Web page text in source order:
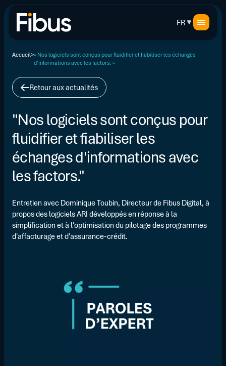
FR
Accueil « Nos logiciels sont conçus pour fluidifier et fiabiliser les échanges
d’informations avec les factors. »
Retour aux actualités
"Nos logiciels sont conçus pour
fluidifier et fiabiliser les
échanges d'informations avec
les factors."
Entretien avec Dominique Toubin, Directeur de Fibus Digital, à
propos des logiciels ARI développés en réponse à la
simplification et à l'optimisation du pilotage des programmes
d'affacturage et d'assurance-crédit.